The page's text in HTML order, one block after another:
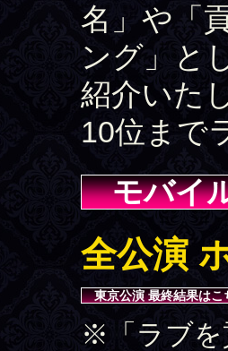
名」や「
ング」と
紹介いた
10位まで
モバイ
全公演
東京公演 最終結果はこ
※「ラブを